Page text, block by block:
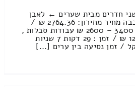
חדרים מבית שערים ← לאבן
יהודה כולל פירוק והרכבה מחיר מחירון: 2764.36 ₪ /
אלה שבטווח המחירים 3400 – 2600 ₪ עבודות סבלות ,
טעינה ופריקה : 1263.88 ₪ / זמן : 29 דקות 7 שניות